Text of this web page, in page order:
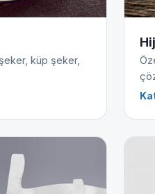
küp şeker,